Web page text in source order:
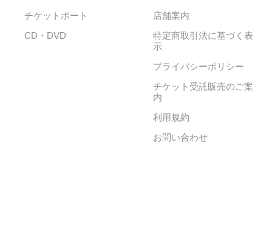
チケットポート
CD・DVD
店舗案内
特定商取引法に基づく表
示
プライバシーポリシー
チケット受託販売のご案
内
利用規約
お問い合わせ